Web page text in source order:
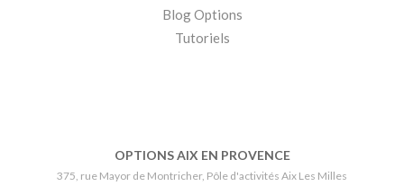
Blog Options
Tutoriels
OPTIONS AIX EN PROVENCE
375, rue Mayor de Montricher, Pôle d'activités Aix Les Milles